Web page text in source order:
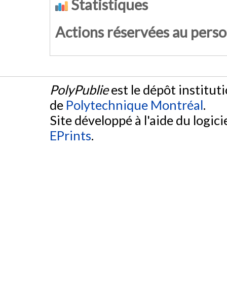
Statistiques
Actions réservées au
PolyPublieest le dépôt
de Polytechnique Montréal.
Site développé à l'aide du
EPrints.